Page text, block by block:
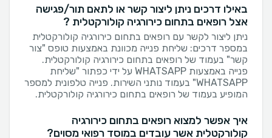
באילו דרכים ניתן ליצור קשר או לתאם תור/פגישה
אצל רופאים בתחום כירורגיה קולורקטלית ?
ניתן ליצור לקשר עם רופאים בתחום כירורגיה קולורקטלית
במספר דרכים: שליחת פנייה מכוונת באמצעות טופס "צור
קשר" בעמוד של רופאים בתחום כירורגיה קולורקטלית.
פנייה באמצעות WHATSAPP על ידי כפתור "שליחת
WHATSAPP" בעמוד נותני השירות. פנייה טלפונית למספר
המופיע בעמוד של רופאים בתחום כירורגיה קולורקטלית.
איך אפשר למצוא רופאים בתחום כירורגיה
קולורקטלית אשר עובדים במוסד רפואי מסוים?